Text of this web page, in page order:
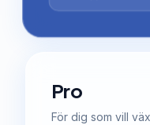
Pro
För dig som vill